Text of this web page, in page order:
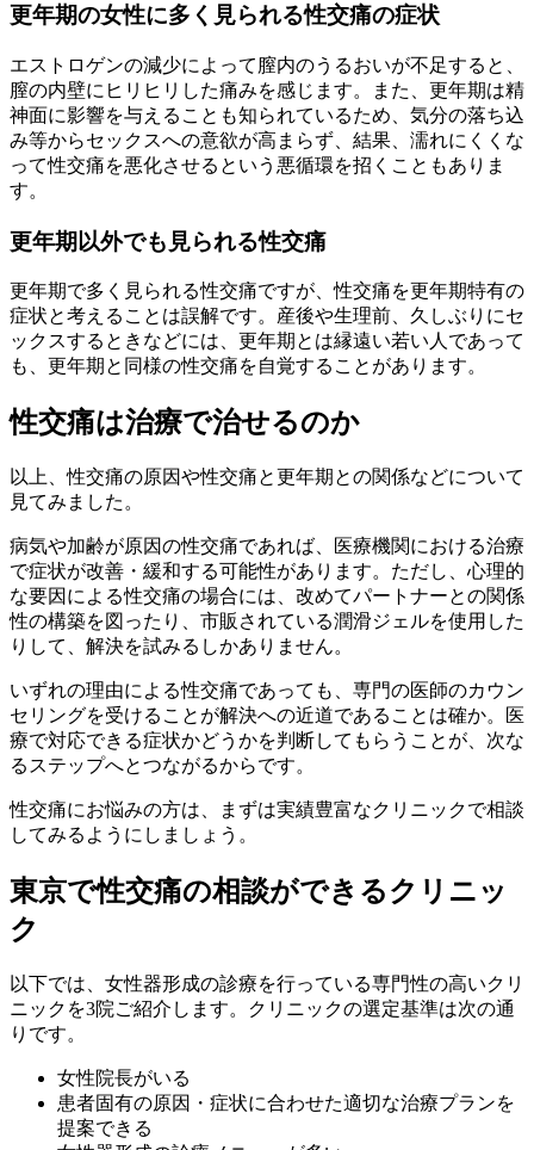
更年期の女性に多く見られる性交痛の症状
エストロゲンの減少によって膣内のうるおいが不足すると、
膣の内壁にヒリヒリした痛みを感じます。また、更年期は精
神面に影響を与えることも知られているため、気分の落ち込
み等からセックスへの意欲が高まらず、結果、濡れにくくな
って性交痛を悪化させるという悪循環を招くこともありま
す。
更年期以外でも見られる性交痛
更年期で多く見られる性交痛ですが、性交痛を更年期特有の
症状と考えることは誤解です。産後や生理前、久しぶりにセ
ックスするときなどには、更年期とは縁遠い若い人であって
も、更年期と同様の性交痛を自覚することがあります。
性交痛は治療で治せるのか
以上、性交痛の原因や性交痛と更年期との関係などについて
見てみました。
病気や加齢が原因の性交痛であれば、医療機関における治療
で症状が改善・緩和する可能性があります。ただし、心理的
な要因による性交痛の場合には、改めてパートナーとの関係
性の構築を図ったり、市販されている潤滑ジェルを使用した
りして、解決を試みるしかありません。
いずれの理由による性交痛であっても、専門の医師のカウン
セリングを受けることが解決への近道であることは確か。医
療で対応できる症状かどうかを判断してもらうことが、次な
るステップへとつながるからです。
性交痛にお悩みの方は、まずは実績豊富なクリニックで相談
してみるようにしましょう。
東京で性交痛の相談ができるクリニッ
ク
以下では、女性器形成の診療を行っている専門性の高いクリ
ニックを3院ご紹介します。クリニックの選定基準は次の通
りです。
女性院長がいる
患者固有の原因・症状に合わせた適切な治療プランを
提案できる